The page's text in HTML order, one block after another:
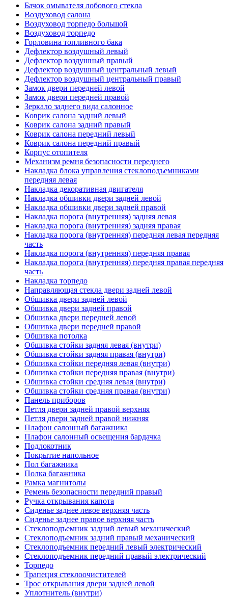
Бачок омывателя лобового стекла
Воздуховод салона
Воздуховод торпедо большой
Воздуховод торпедо
Горловина топливного бака
Дефлектор воздушный левый
Дефлектор воздушный правый
Дефлектор воздушный центральный левый
Дефлектор воздушный центральный правый
Замок двери передней левой
Замок двери передней правой
Зеркало заднего вида салонное
Коврик салона задний левый
Коврик салона задний правый
Коврик салона передний левый
Коврик салона передний правый
Корпус отопителя
Механизм ремня безопасности переднего
Накладка блока управления стеклоподъемниками
передняя левая
Накладка декоративная двигателя
Накладка обшивки двери задней левой
Накладка обшивки двери задней правой
Накладка порога (внутренняя) задняя левая
Накладка порога (внутренняя) задняя правая
Накладка порога (внутренняя) передняя левая передняя
часть
Накладка порога (внутренняя) передняя правая
Накладка порога (внутренняя) передняя правая передняя
часть
Накладка торпедо
Направляющая стекла двери задней левой
Обшивка двери задней левой
Обшивка двери задней правой
Обшивка двери передней левой
Обшивка двери передней правой
Обшивка потолка
Обшивка стойки задняя левая (внутри)
Обшивка стойки задняя правая (внутри)
Обшивка стойки передняя левая (внутри)
Обшивка стойки передняя правая (внутри)
Обшивка стойки средняя левая (внутри)
Обшивка стойки средняя правая (внутри)
Панель приборов
Петля двери задней правой верхняя
Петля двери задней правой нижняя
Плафон салонный багажника
Плафон салонный освещения бардачка
Подлокотник
Покрытие напольное
Пол багажника
Полка багажника
Рамка магнитолы
Ремень безопасности передний правый
Ручка открывания капота
Сиденье заднее левое верхняя часть
Сиденье заднее правое верхняя часть
Стеклоподъемник задний левый механический
Стеклоподъемник задний правый механический
Стеклоподъемник передний левый электрический
Стеклоподъемник передний правый электрический
Торпедо
Трапеция стеклоочистителей
Трос открывания двери задней левой
Уплотнитель (внутри)